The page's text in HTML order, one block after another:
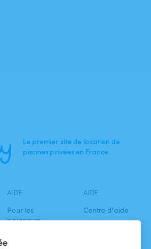
Le premier site de location de
piscines privées en France.
AIDE
Pour les
baigneurs
AIDE
Centre d'aide